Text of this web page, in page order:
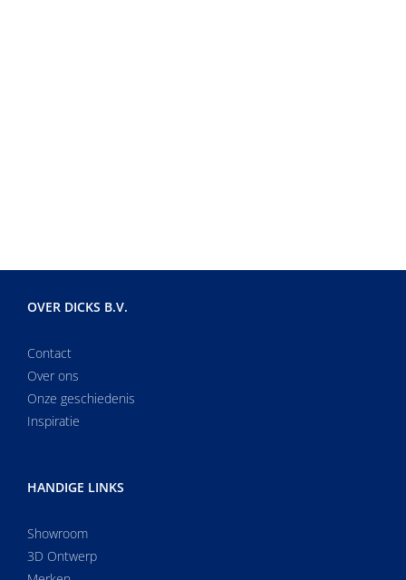
OVER DICKS B.V.
Contact
Over ons
Onze geschiedenis
Inspiratie
HANDIGE LINKS
Showroom
3D Ontwerp